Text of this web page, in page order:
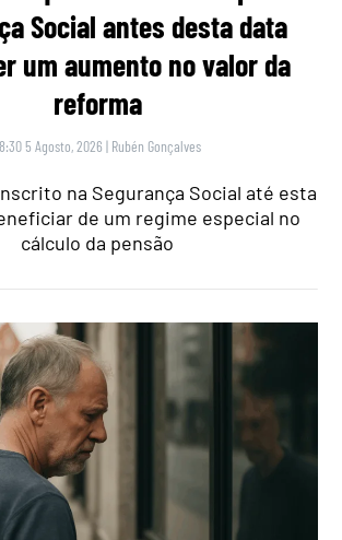
Social antes desta data
um aumento no valor da
reforma
5 Agosto, 2026 | Rubén Gonçalves
na Segurança Social até esta
de um regime especial no
cálculo da pensão